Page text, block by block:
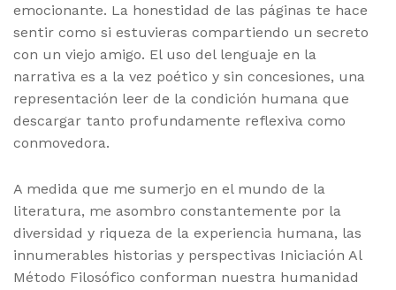
emocionante. La honestidad de las páginas te hace
sentir como si estuvieras compartiendo un secreto
con un viejo amigo. El uso del lenguaje en la
narrativa es a la vez poético y sin concesiones, una
representación leer de la condición humana que
descargar tanto profundamente reflexiva como
conmovedora.
A medida que me sumerjo en el mundo de la
literatura, me asombro constantemente por la
diversidad y riqueza de la experiencia humana, las
innumerables historias y perspectivas Iniciación Al
Método Filosófico conforman nuestra humanidad